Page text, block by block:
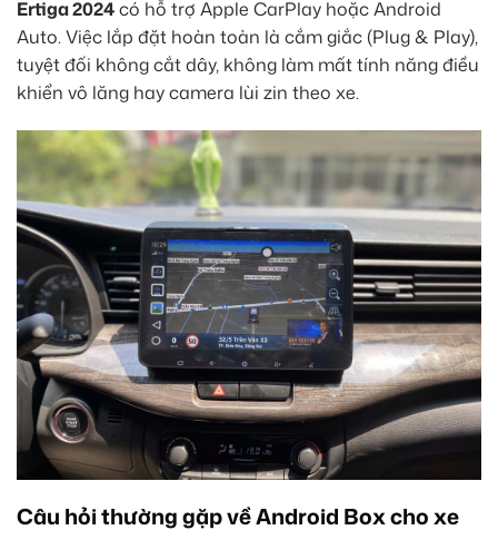
Ertiga 2024có hỗ trợ Apple CarPlay hoặc Android
Auto. Việc lắp đặt hoàn toàn là cắm giắc (Plug & Play),
tuyệt đối không cắt dây, không làm mất tính năng điều
khiển vô lăng hay camera lùi zin theo xe.
Câu hỏi thường gặp về Android Box cho xe